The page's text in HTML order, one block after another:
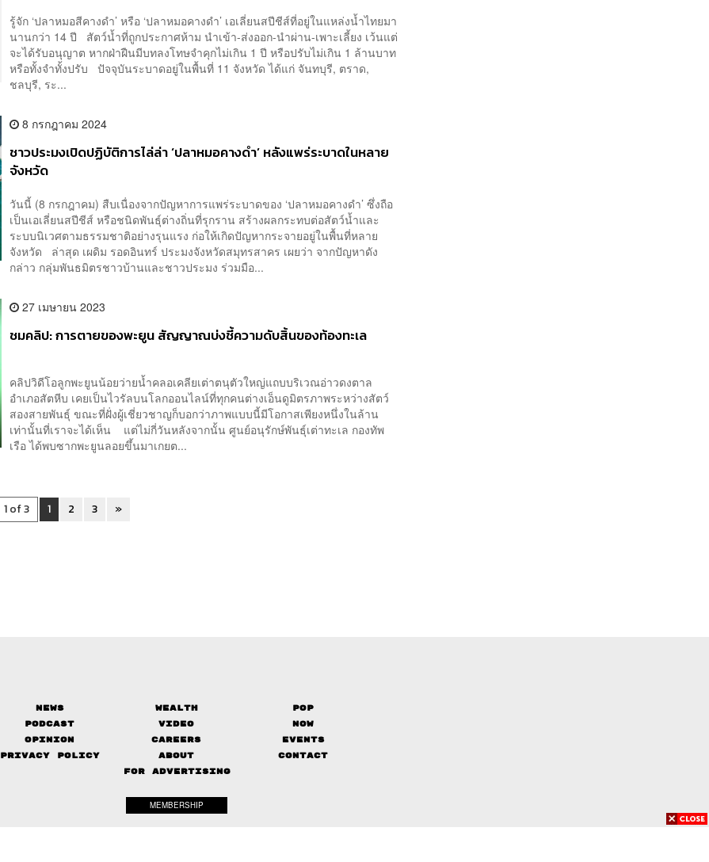
รู้จัก ‘ปลาหมอสีคางดำ’ หรือ ‘ปลาหมอคางดำ’ เอเลี่ยนสปีชีส์ที่อยู่ในแหล่งน้ำไทยมา
นานกว่า 14 ปี สัตว์น้ำที่ถูกประกาศห้าม นำเข้า-ส่งออก-นำผ่าน-เพาะเลี้ยง เว้นแต่
จะได้รับอนุญาต หากฝ่าฝืนมีบทลงโทษจำคุกไม่เกิน 1 ปี หรือปรับไม่เกิน 1 ล้านบาท
หรือทั้งจำทั้งปรับ ปัจจุบันระบาดอยู่ในพื้นที่ 11 จังหวัด ได้แก่ จันทบุรี, ตราด,
ชลบุรี, ระ...
8 กรกฎาคม 2024
ชาวประมงเปิดปฏิบัติการไล่ล่า ‘ปลาหมอคางดำ’ หลังแพร่ระบาดในหลาย
จังหวัด
วันนี้ (8 กรกฎาคม) สืบเนื่องจากปัญหาการแพร่ระบาดของ ‘ปลาหมอคางดำ’ ซึ่งถือ
เป็นเอเลี่ยนสปีชีส์ หรือชนิดพันธุ์ต่างถิ่นที่รุกราน สร้างผลกระทบต่อสัตว์น้ำและ
ระบบนิเวศตามธรรมชาติอย่างรุนแรง ก่อให้เกิดปัญหากระจายอยู่ในพื้นที่หลาย
จังหวัด ล่าสุด เผดิม รอดอินทร์ ประมงจังหวัดสมุทรสาคร เผยว่า จากปัญหาดัง
กล่าว กลุ่มพันธมิตรชาวบ้านและชาวประมง ร่วมมือ...
27 เมษายน 2023
ชมคลิป: การตายของพะยูน สัญญาณบ่งชี้ความดับสิ้นของท้องทะเล
คลิปวิดีโอลูกพะยูนน้อยว่ายน้ำคลอเคลียเต่าตนุตัวใหญ่แถบบริเวณอ่าวดงตาล
อำเภอสัตหีบ เคยเป็นไวรัลบนโลกออนไลน์ที่ทุกคนต่างเอ็นดูมิตรภาพระหว่างสัตว์
สองสายพันธุ์ ขณะที่ฝั่งผู้เชี่ยวชาญก็บอกว่าภาพแบบนี้มีโอกาสเพียงหนึ่งในล้าน
เท่านั้นที่เราจะได้เห็น แต่ไม่กี่วันหลังจากนั้น ศูนย์อนุรักษ์พันธุ์เต่าทะเล กองทัพ
เรือ ได้พบซากพะยูนลอยขึ้นมาเกยต...
1 of 3 1 2 3 »
News Wealth
Pop
Podcast
Video
Now
Opinion
Careers
Events
Privacy Policy
About
Contact
FOR ADVERTISING
MEMBERSHIP